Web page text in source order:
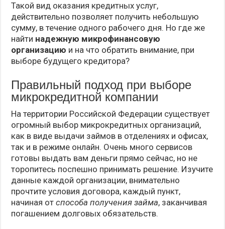
Такой вид оказания кредитных услуг,
действительно позволяет получить небольшую
сумму, в течение одного рабочего дня. Но где же
найти надежную микрофинансовую
организацию и на что обратить внимание, при
выборе будущего кредитора?
Правильный подход при выборе
микрокредитной компании
На территории Российской Федерации существует
огромный выбор микрокредитных организаций,
как в виде выдачи займов в отделениях и офисах,
так и в режиме онлайн. Очень много сервисов
готовы выдать вам деньги прямо сейчас, но не
торопитесь поспешно принимать решение. Изучите
данные каждой организации, внимательно
прочтите условия договора, каждый пункт,
начиная отспособа получения займа, заканчивая
погашением долговых обязательств.